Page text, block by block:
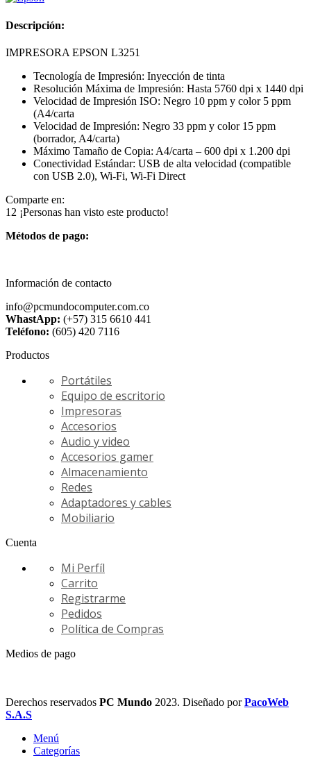
Descripción:
IMPRESORA EPSON L3251
Tecnología de Impresión: Inyección de tinta
Resolución Máxima de Impresión: Hasta 5760 dpi x 1440 dpi
Velocidad de Impresión ISO: Negro 10 ppm y color 5 ppm
(A4/carta
Velocidad de Impresión: Negro 33 ppm y color 15 ppm
(borrador, A4/carta)
Máximo Tamaño de Copia: A4/carta – 600 dpi x 1.200 dpi
Conectividad Estándar: USB de alta velocidad (compatible
con USB 2.0), Wi-Fi, Wi-Fi Direct
Comparte en:
12 ¡Personas han visto este producto!
Métodos de pago:
Información de contacto
info@pcmundocomputer.com.co
WhastApp: (+57) 315 6610 441
Teléfono: (605) 420 7116
Productos
Portátiles
Equipo de escritorio
Impresoras
Accesorios
Audio y video
Accesorios gamer
Almacenamiento
Redes
Adaptadores y cables
Mobiliario
Cuenta
Mi Perfíl
Carrito
Registrarme
Pedidos
Política de Compras
Medios de pago
Derechos reservados PC Mundo 2023. Diseñado porPacoWeb
S.A.S
Menú
Categorías